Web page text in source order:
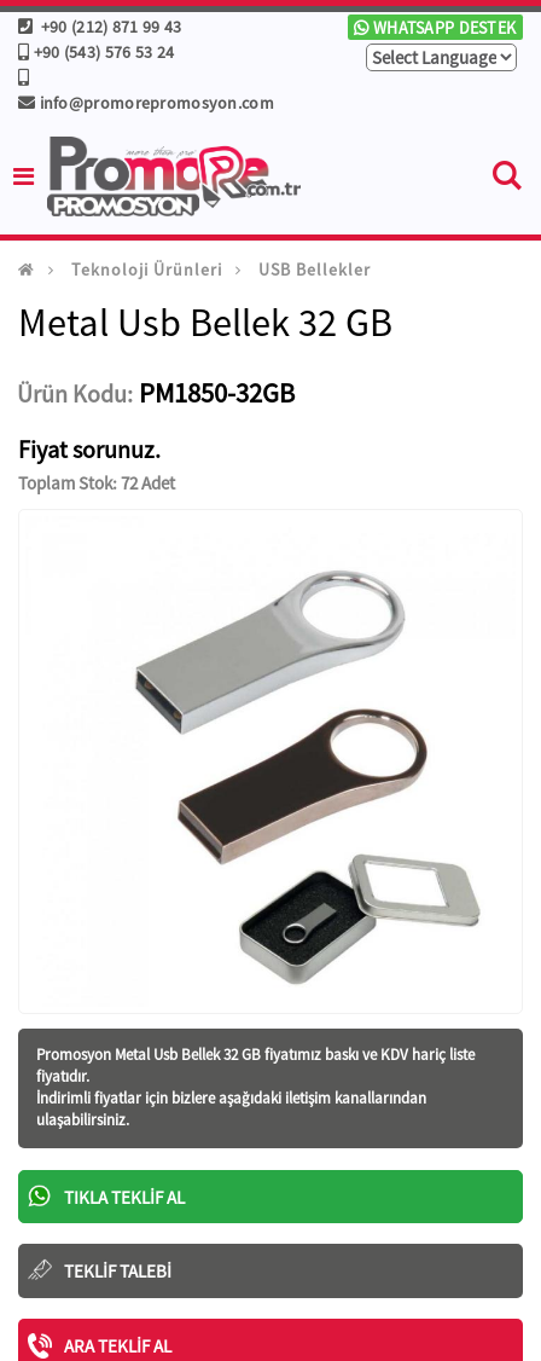
+90 (212) 871 99 43
+90 (543) 576 53 24
info@promorepromosyon.com
WHATSAPP DESTEK
Teknoloji Ürünleri USB Bellekler
Metal Usb Bellek 32 GB
Ürün Kodu: PM1850-32GB
Fiyat sorunuz.
Toplam Stok: 72 Adet
Promosyon Metal Usb Bellek 32 GB fiyatımız baskı ve KDV hariç liste
fiyatıdır.
İndirimli fiyatlar için bizlere aşağıdaki iletişim kanallarından
ulaşabilirsiniz.
TIKLA TEKLIF AL
TEKLIF TALEBI
ARA TEKLIF AL